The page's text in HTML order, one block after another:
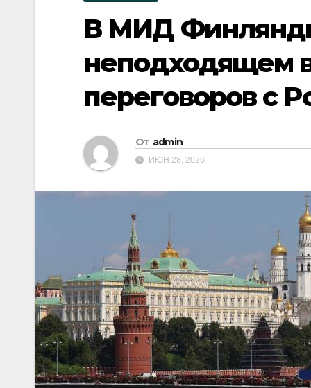
В МИД
неподходящем
переговоров с
От admin
ИЮН 28, 2026